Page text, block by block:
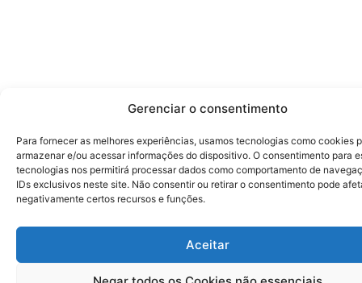
Gerenciar o consentimento
Para fornecer as melhores experiências, usamos tecnologias como cookies
armazenar e/ou acessar informações do dispositivo. O consentimento para
tecnologias nos permitirá processar dados como comportamento de
IDs exclusivos neste site. Não consentir ou retirar o consentimento pode
negativamente certos recursos e funções.
Aceitar